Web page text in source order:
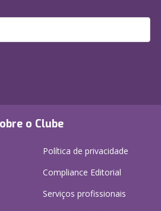
o Clube
Política de privacidade
Compliance Editorial
Serviços profissionais